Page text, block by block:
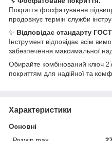
Покриття фосфатування
продовжує термін служби
✨ Відповідає стандарту
Інструмент відповідає всім
забезпечення максимальної
Обирайте комбінований ключ
покриттям для надійної та
Характеристики
Основні